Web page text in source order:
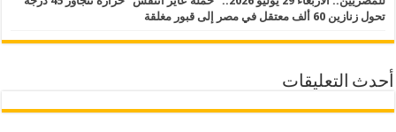
تحول زنازين 60 ألف معتقل في مصر إلى قبور مغلقة
أحدث التعليقات